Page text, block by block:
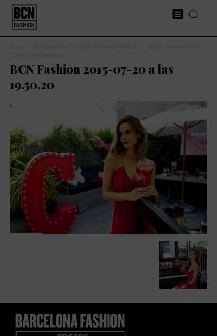
BCN Fashion 2015-07-20 a las
19.50.20